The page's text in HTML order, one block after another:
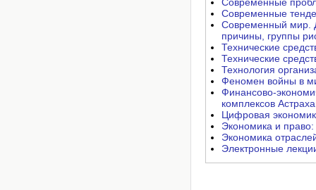
Современные
Современные
Современный мир.
причины, группы
Технические
Технические
Технология
Феномен войны в
Финансово-
комплексов
Цифровая
Экономика и
Экономика
Электронные